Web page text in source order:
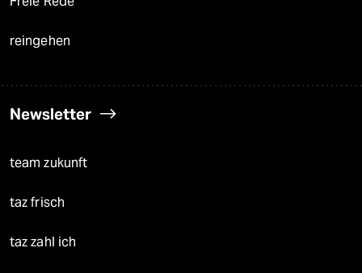
reingehen
Newsletter
team zukunft
taz frisch
taz zahl ich